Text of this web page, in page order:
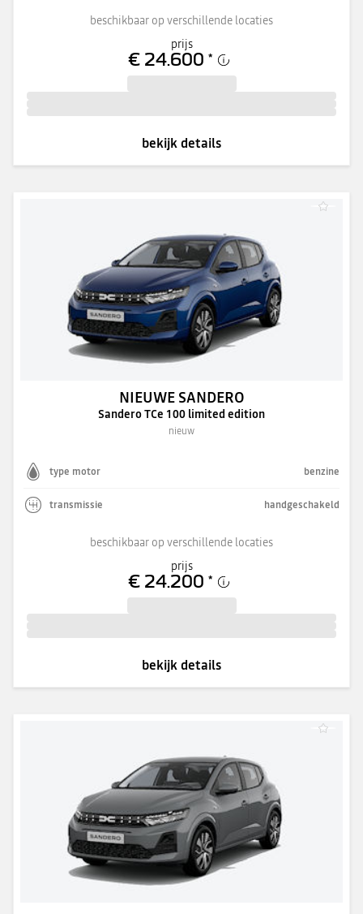
beschikbaar op verschillende locaties
prijs
€ 24.600 *
bekijk details
NIEUWE SANDERO
Sandero TCe 100 limited edition
nieuw
type motor benzine
transmissie handgeschakeld
beschikbaar op verschillende locaties
prijs
€ 24.200 *
bekijk details